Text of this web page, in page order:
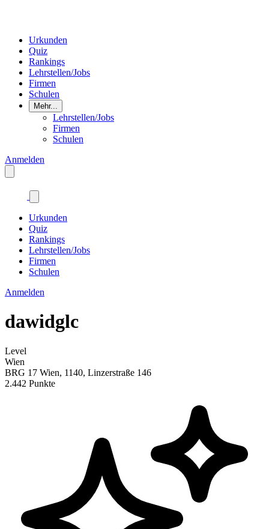
Urkunden
Quiz
Rankings
Lehrstellen/Jobs
Firmen
Schulen
Mehr...
Lehrstellen/Jobs
Firmen
Schulen
Anmelden
Urkunden
Quiz
Rankings
Lehrstellen/Jobs
Firmen
Schulen
Anmelden
dawidglc
Level
Wien
BRG 17 Wien, 1140, Linzerstraße 146
2.442 Punkte